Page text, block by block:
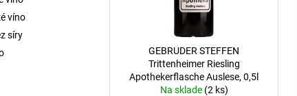
víno
síry
GEBRUDER STEFFEN
Trittenheimer Riesling
Apothekerflasche Auslese, 0,5l
Na sklade (2 ks)
SINFULL
VOLA VOLE SEVEN DOTS PINOT GRIGIO,